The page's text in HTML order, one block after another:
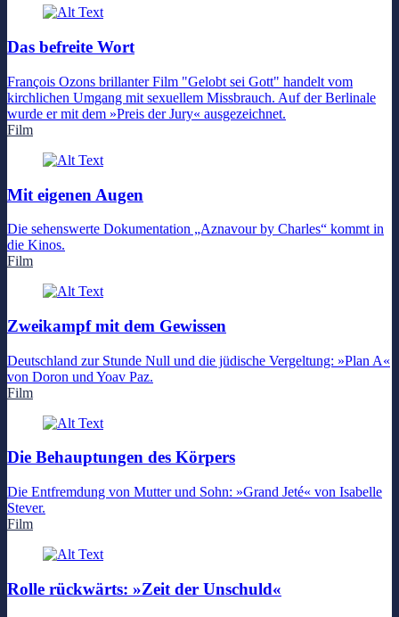
Das befreite Wort
François Ozons brillanter Film "Gelobt sei Gott" handelt vom
kirchlichen Umgang mit sexuellem Missbrauch. Auf der Berlinale
wurde er mit dem »Preis der Jury« ausgezeichnet.
Film
Mit eigenen Augen
Die sehenswerte Dokumentation „Aznavour by Charles“ kommt in
die Kinos.
Film
Zweikampf mit dem Gewissen
Deutschland zur Stunde Null und die jüdische Vergeltung: »Plan A«
von Doron und Yoav Paz.
Film
Die Behauptungen des Körpers
Die Entfremdung von Mutter und Sohn: »Grand Jeté« von Isabelle
Stever.
Film
Rolle rückwärts: »Zeit der Unschuld«